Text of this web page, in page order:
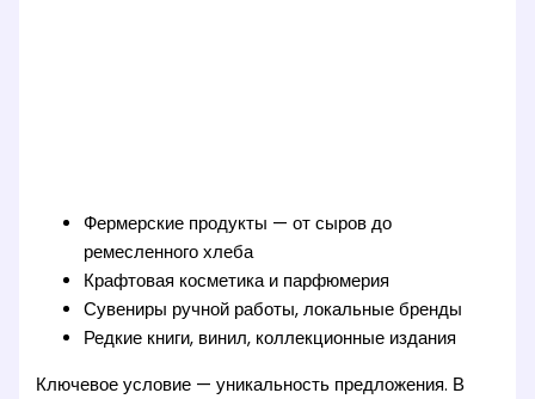
Фермерские продукты — от сыров до
ремесленного хлеба
Крафтовая косметика и парфюмерия
Сувениры ручной работы, локальные бренды
Редкие книги, винил, коллекционные издания
Ключевое условие — уникальность предложения. В